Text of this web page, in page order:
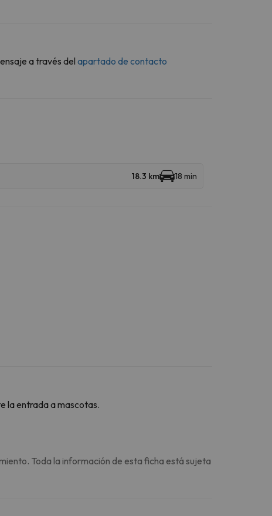
a través del apartado de contacto
18.3 km 18 min
la entrada a mascotas.
Toda la información de esta ficha está sujeta